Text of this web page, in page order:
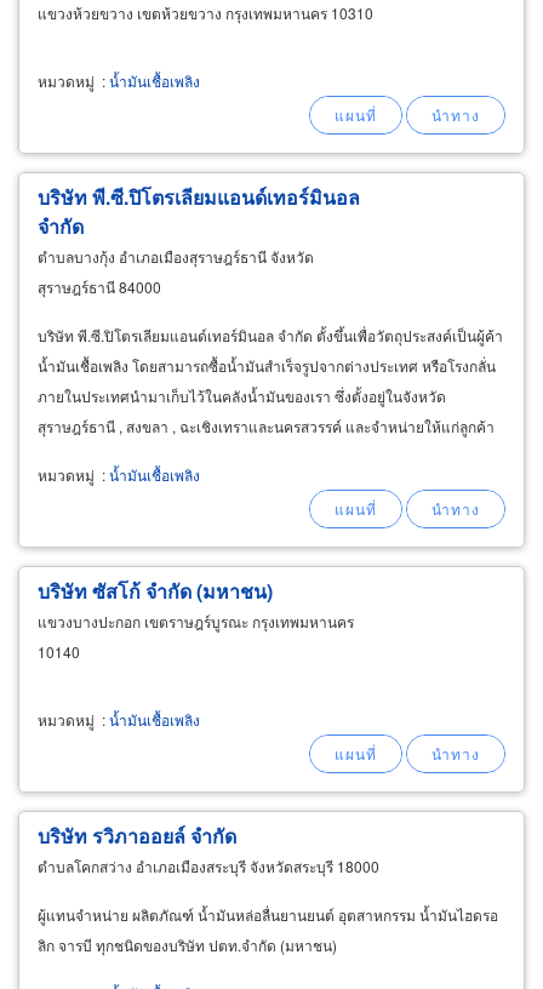
แขวงห้วยขวาง เขตห้วยขวาง กรุงเทพมหานคร 10310
หมวดหมู่ :น้ำมันเชื้อเพลิง
บริษัท พี.ซี.ปิโตรเลียมแอนด์เทอร์มินอล
จำกัด
ตำบลบางกุ้ง อำเภอเมืองสุราษฎร์ธานี จังหวัด
สุราษฎร์ธานี 84000
บริษัท พี.ซี.ปิโตรเลียมแอนด์เทอร์มินอล จำกัด ตั้งขึ้นเพื่อวัตถุประสงค์เป็นผู้ค้า
น้ำมันเชื้อเพลิง โดยสามารถซื้อน้ำมันสำเร็จรูปจากต่างประเทศ หรือโรงกลั่น
ภายในประเทศนำมาเก็บไว้ในคลังน้ำมันของเรา ซึ่งตั้งอยู่ในจังหวัด
สุราษฎร์ธานี , สงขลา , ฉะเชิงเทราและนครสวรรค์ และจำหน่ายให้แก่ลูกค้า
หมวดหมู่ :น้ำมันเชื้อเพลิง
บริษัท ซัสโก้ จำกัด (มหาชน)
แขวงบางปะกอก เขตราษฎร์บูรณะ กรุงเทพมหานคร
10140
หมวดหมู่ :น้ำมันเชื้อเพลิง
บริษัท รวิภาออยล์ จำกัด
ตำบลโคกสว่าง อำเภอเมืองสระบุรี จังหวัดสระบุรี 18000
ผู้แทนจำหน่าย ผลิตภัณฑ์ น้ำมันหล่อลื่นยานยนต์ อุตสาหกรรม น้ำมันไฮดรอ
ลิก จารบี ทุกชนิดของบริษัท ปตท.จำกัด (มหาชน)